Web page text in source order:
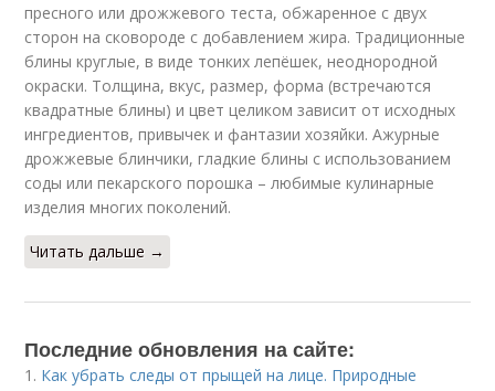
пресного или дрожжевого теста, обжаренное с двух
сторон на сковороде с добавлением жира. Традиционные
блины круглые, в виде тонких лепёшек, неоднородной
окраски. Толщина, вкус, размер, форма (встречаются
квадратные блины) и цвет целиком зависит от исходных
ингредиентов, привычек и фантазии хозяйки. Ажурные
дрожжевые блинчики, гладкие блины с использованием
соды или пекарского порошка – любимые кулинарные
изделия многих поколений.
Читать дальше →
Последние обновления на сайте:
1. Как убрать следы от прыщей на лице. Природные